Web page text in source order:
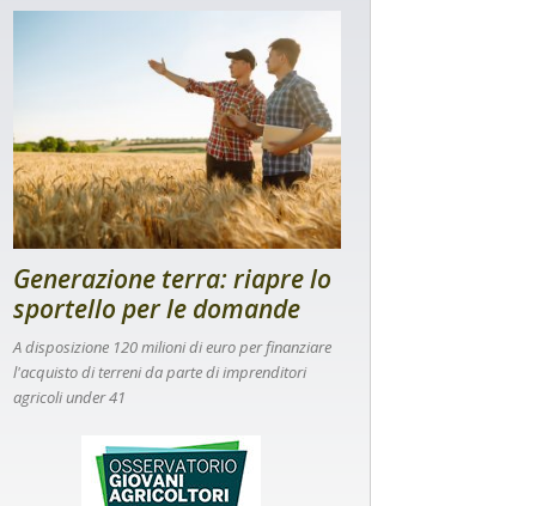
Generazione terra: riapre lo
sportello per le domande
A disposizione 120 milioni di euro per finanziare
l'acquisto di terreni da parte di imprenditori
agricoli under 41